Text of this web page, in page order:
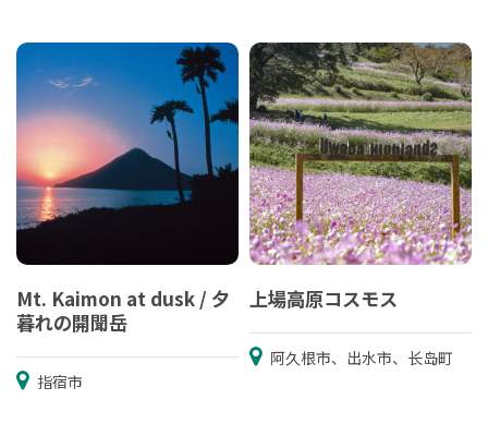
Mt. Kaimon at dusk / 夕
暮れの開聞岳
指宿市
上場高原コスモス
阿久根市、出水市、长岛町